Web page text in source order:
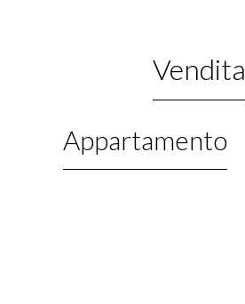
Vendita
Appartamento